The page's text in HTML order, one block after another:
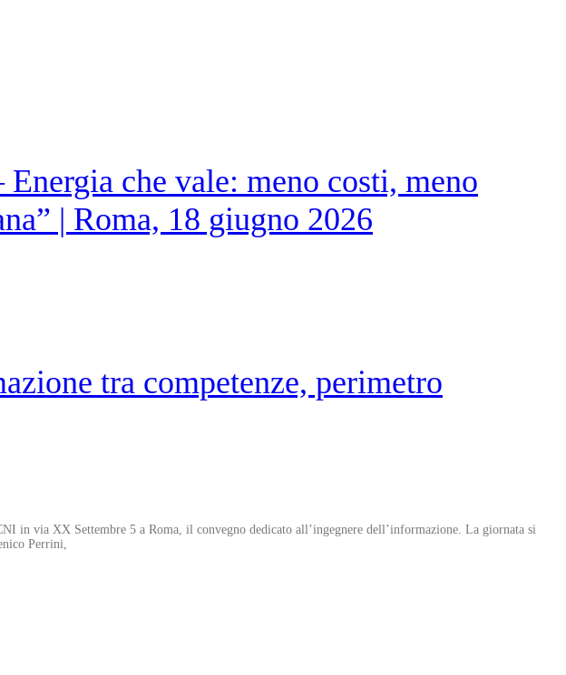
che vale: meno costi, meno
| Roma, 18 giugno 2026
tra competenze, perimetro
in via XX Settembre 5 a Roma, il convegno dedicato all’ingegnere dell’informazione. La giornata si
Perrini,